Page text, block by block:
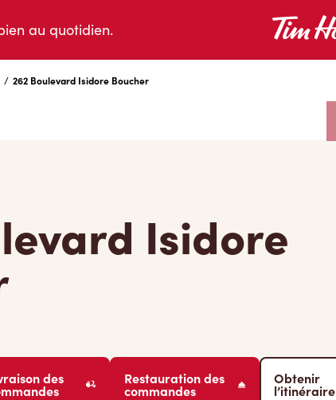
au quotidien.
/ 262 Boulevard Isidore Boucher
Isidore
des Restauration des
commandes
Obtenir
l’itinéraire